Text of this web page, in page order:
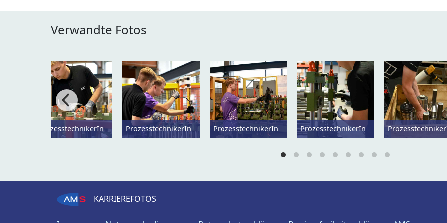
Verwandte Fotos
ProzesstechnikerIn
ProzesstechnikerIn ProzesstechnikerIn ProzesstechnikerIn
KARRIEREFOTOS